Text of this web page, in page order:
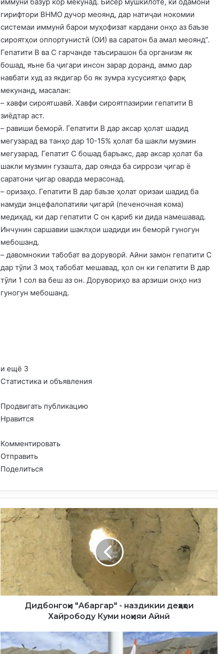
гирифтори ВНМО дучор меоянд, дар натиҷаи нокомии
системаи иммунӣ барои муҳофизат кардани онҳо аз баъзе
сироятҳои оппортунистӣ (ОИ) ва саратон ба амал меоянд”.
Гепатити В ва С гарчанде таъсирашон ба организм як
бошад, яъне ба ҷигари инсон зарар доранд, аммо дар
навбати худ аз якдигар бо як зумра хусусиятҳо фарқ
мекунанд, масалан:
– хавфи сироятшавӣ. Хавфи сироятпазирии гепатити В
зиёдтар аст.
– равиши беморӣ. Гепатити В дар аксар ҳолат шадид
мегузарад ва танҳо дар 10-15% ҳолат ба шакли музмин
мегузарад. Гепатит С бошад баръакс, дар аксар ҳолат ба
шакли музмин гузашта, дар оянда ба сиррози ҷигар ё
саратони ҷигар оварда мерасонад.
– оризаҳо. Гепатити В дар баъзе ҳолат оризаи шадид ба
намуди энцефалопатияи ҷигарӣ (печеночная кома)
медиҳад, ки дар гепатити С он қариб ки дида намешавад.
Инчунин саршавии шаклҳои шадиди ин беморӣ гуногун
мебошанд.
– давомнокии табобат ва доруворӣ. Айни замон гепатити С
дар тӯли 3 моҳ табобат мешавад, ҳол он ки гепатити В дар
тӯли 1 сол ва беш аз он. Дорувориҳо ва арзиши онҳо низ
гуногун мебошанд.
и ещё 3
Статистика и объявления
Продвигать публикацию
Нравится
Комментировать
Отправить
Поделиться
Д
и
д
б
о
ҳ
б
Дидбонгоҳи "Абаргар" - наздикии деҳаҳои
Хайрободу Куми ноҳияи Айнӣ
И
С